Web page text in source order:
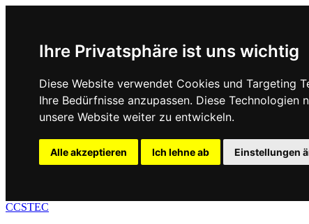
Ihre Privatsphäre ist uns wichtig
Diese Website verwendet Cookies und Targeting
Ihre Bedürfnisse anzupassen. Diese
unsere Website weiter zu entwickeln.
Alle akzeptieren Ich lehne ab Einstellungen
CCSTEC